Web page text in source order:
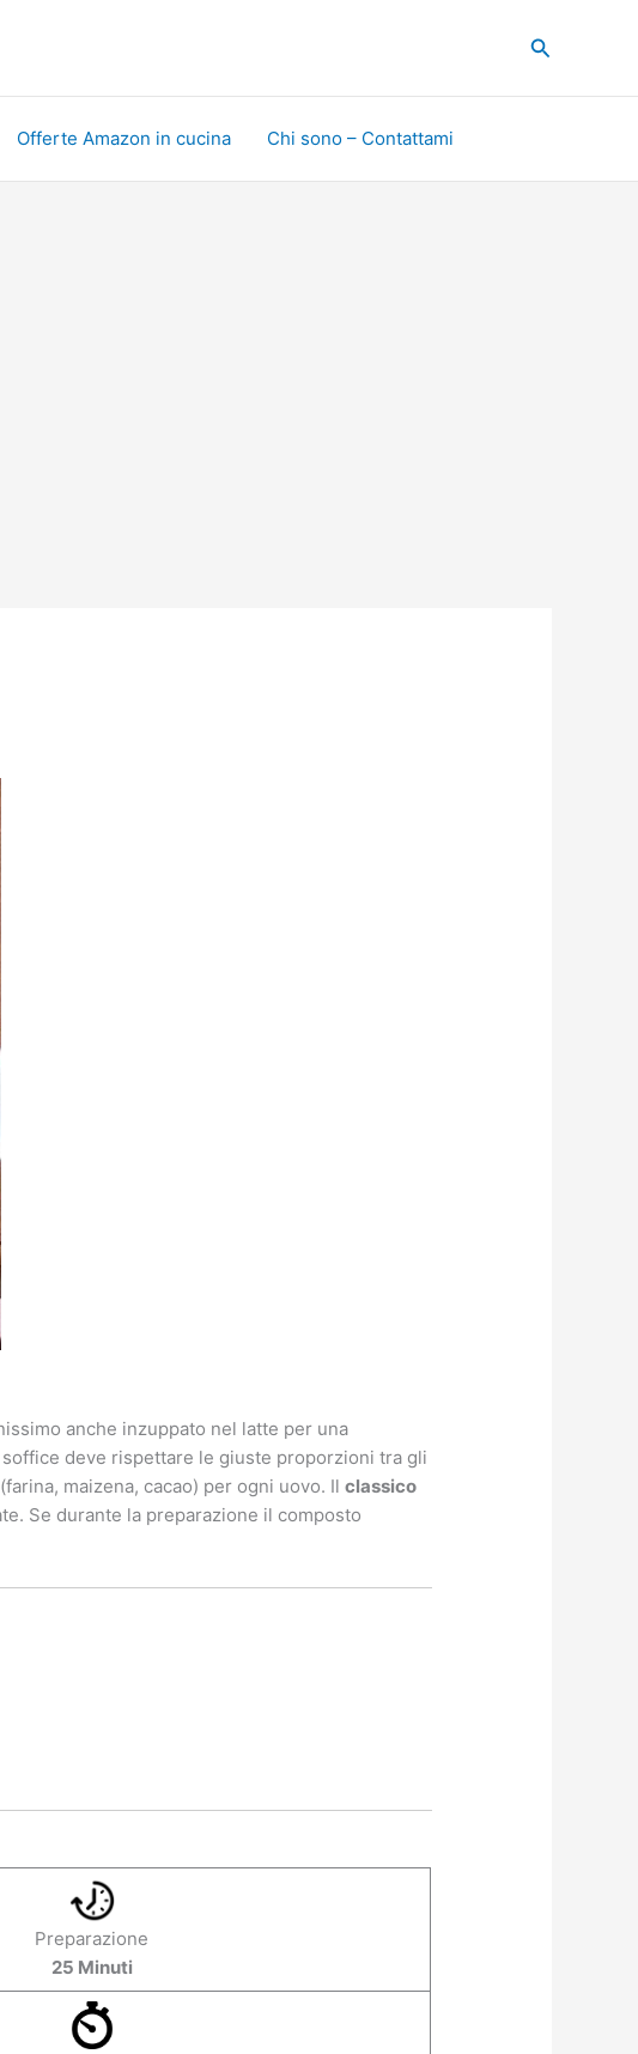
Cerca
Offerte Amazon in cucina Chi sono – Contattami
anche inzuppato nel latte per una
deve rispettare le giuste proporzioni tra gli
maizena, cacao) per ogni uovo. Ilclassico
Se durante la preparazione il composto
Preparazione
25 Minuti